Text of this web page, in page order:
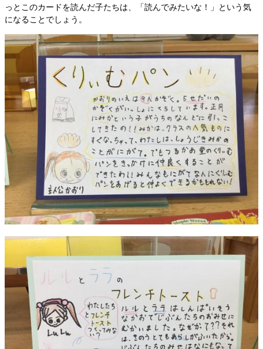
っとこのカードを読んだ子たちは、「読んでみたいな！」という気
になることでしょう。